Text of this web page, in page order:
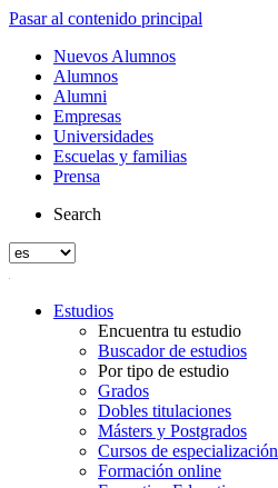
Pasar al contenido principal
Nuevos Alumnos
Alumnos
Alumni
Empresas
Universidades
Escuelas y familias
Prensa
Search
Estudios
Encuentra tu estudio
Buscador de estudios
Por tipo de estudio
Grados
Dobles titulaciones
Másters y Postgrados
Cursos de especialización
Formación online